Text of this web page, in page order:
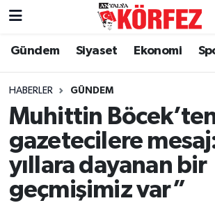
Gündem Siyaset Ekonomi
HABERLER GÜNDEM
Muhittin
gazetecilere
yıllara dayanan bir
geçmişimiz var”
Gündem
Siyaset
Yerel Yönetim
Ekonomi
Spor
Nöbetçi Eczaneler
Hava Durumu
Trafik Durumu
Süper Lig Puan Durumu ve Fikstür
Tüm Manşetler